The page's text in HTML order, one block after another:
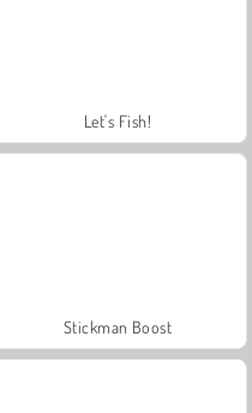
Let's Fish!
Stickman Boost